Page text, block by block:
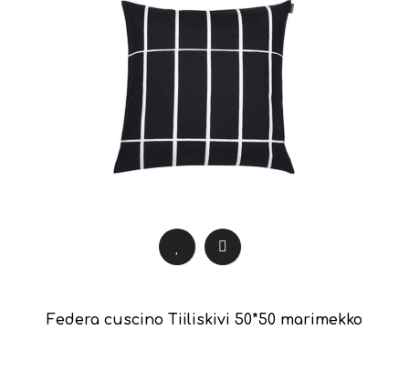
Federa cuscino Tiiliskivi 50*50 marimekko